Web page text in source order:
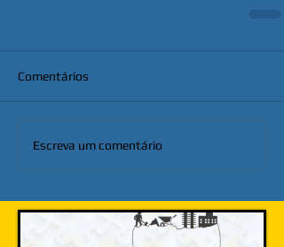
Comentários
Escreva um comentário